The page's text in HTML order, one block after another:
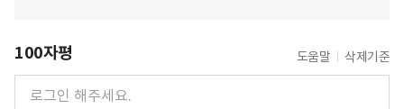
100자평 도움말 삭제기준